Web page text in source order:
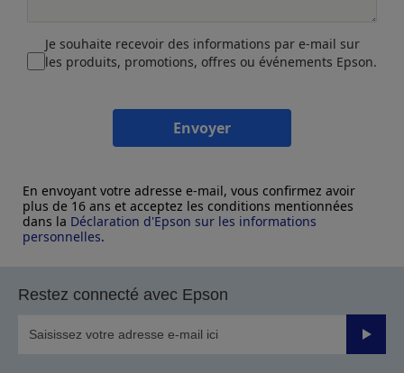
Je souhaite recevoir des informations par e-mail sur
les produits, promotions, offres ou événements Epson.
Envoyer
En envoyant votre adresse e-mail, vous confirmez avoir
plus de 16 ans et acceptez les conditions mentionnées
dans la Déclaration d'Epson sur les informations
personnelles.
Restez connecté avec Epson
Valider